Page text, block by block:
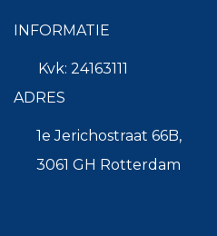
INFORMATIE
Kvk: 24163111
ADRES
1e Jerichostraat 66B,
3061 GH Rotterdam